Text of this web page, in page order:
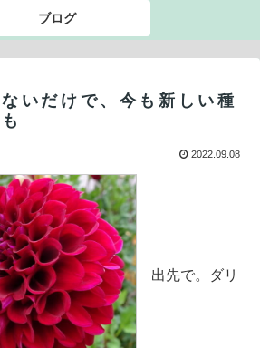
ブログ
いだけで、今も新しい種
2022.09.08
出先で。ダリ